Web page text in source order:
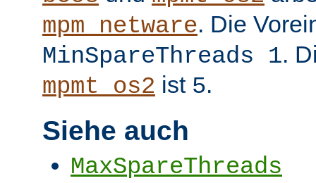
mpm_netware. Die
MinSpareThreads 1.
mpmt_os2 ist 5.
Siehe auch
MaxSpareThreads